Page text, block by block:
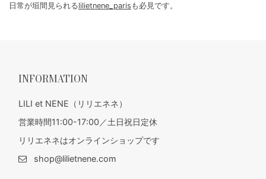
日常が垣間見られるlilietnene_paris も必見です。
INFORMATION
LILI et NENE（リリエネネ）
営業時間11:00-17:00／土日祝日定休
リリエネネはオンラインショップです
shop@lilietnene.com